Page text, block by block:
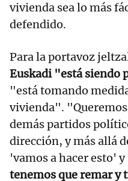
vivienda sea lo más
defendido.
Para la portavoz
Euskadi "está siendo
"está tomando
vivienda". "Queremos
demás partidos
dirección, y más allá
'vamos a hacer esto'
tenemos que remar y